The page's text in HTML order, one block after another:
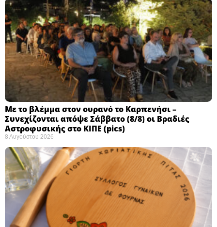
Με το βλέμμα στον ουρανό το Καρπενήσι –
Συνεχίζονται απόψε Σάββατο (8/8) οι Βραδιές
Αστροφυσικής στο ΚΙΠΕ (pics)
8 Αυγούστου 2026